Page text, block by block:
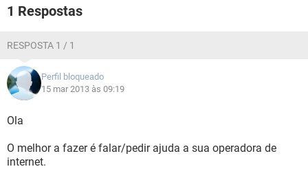
1 Respostas
RESPOSTA 1 / 1
Perfil bloqueado
15 mar 2013 às 09:19
Ola
O melhor a fazer é falar/pedir ajuda a sua operadora de
internet.